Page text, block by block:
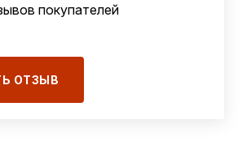
покупателей
ОТЗЫВ